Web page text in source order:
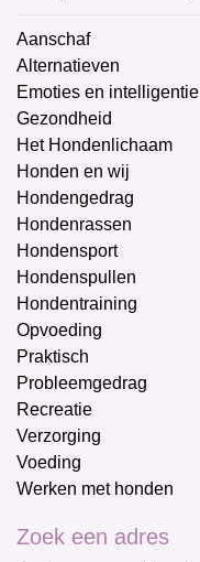
Aanschaf
Alternatieven
Emoties en intelligentie
Gezondheid
Het Hondenlichaam
Honden en wij
Hondengedrag
Hondenrassen
Hondensport
Hondenspullen
Hondentraining
Opvoeding
Praktisch
Probleemgedrag
Recreatie
Verzorging
Voeding
Werken met honden
Zoek een adres